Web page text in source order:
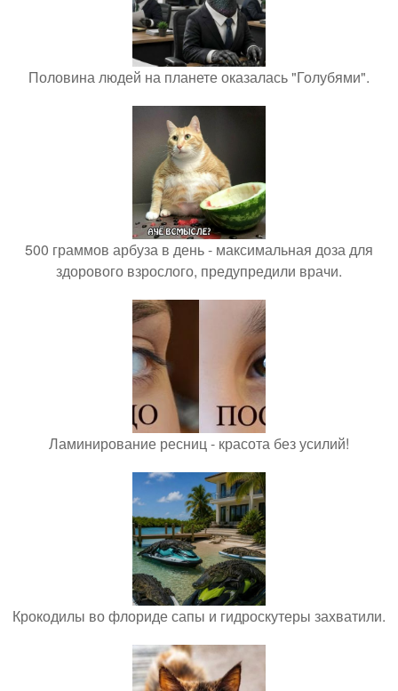
Половина людей на планете оказалась "Голубями".
500 граммов арбуза в день - максимальная доза для
здорового взрослого, предупредили врачи.
Ламинирование ресниц - красота без усилий!
Крокодилы во флориде сапы и гидроскутеры захватили.